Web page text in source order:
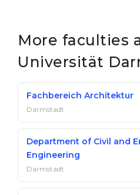
More faculties
Universität
Fachbereich Architektur
Darmstadt
Department of Civil and
Engineering
Darmstadt